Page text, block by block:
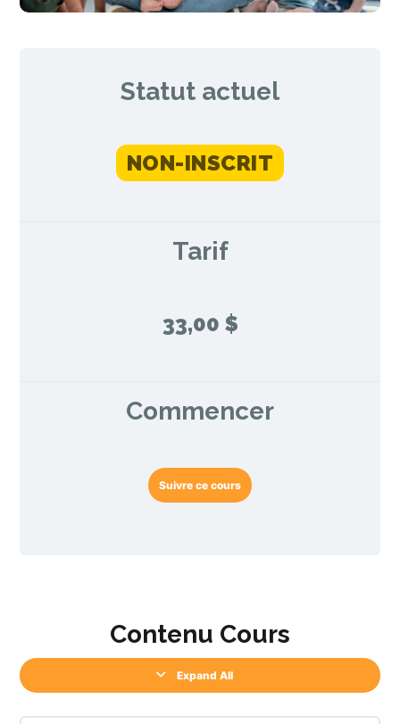
Statut actuel
NON-INSCRIT
Tarif
33,00 $
Commencer
Suivre ce cours
Contenu Cours
Expand All